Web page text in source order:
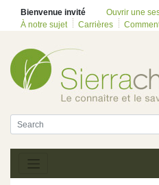
Bienvenue invité Ouvrir une
À notre sujet
Carrières